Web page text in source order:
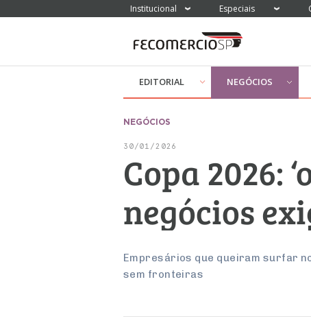
Institucional Especiais
EDITORIAL NEGÓCIOS
NEGÓCIOS
30/01/2026
Copa 2026:
negócios
Empresários que queiram surfar
sem fronteiras